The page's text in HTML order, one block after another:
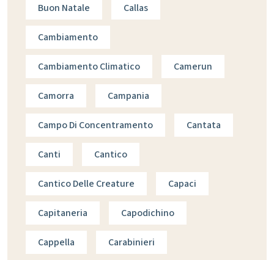
Buon Natale Callas
Cambiamento
Cambiamento Climatico Camerun
Camorra Campania
Campo Di Concentramento Cantata
Canti Cantico
Cantico Delle Creature Capaci
Capitaneria Capodichino
Cappella Carabinieri